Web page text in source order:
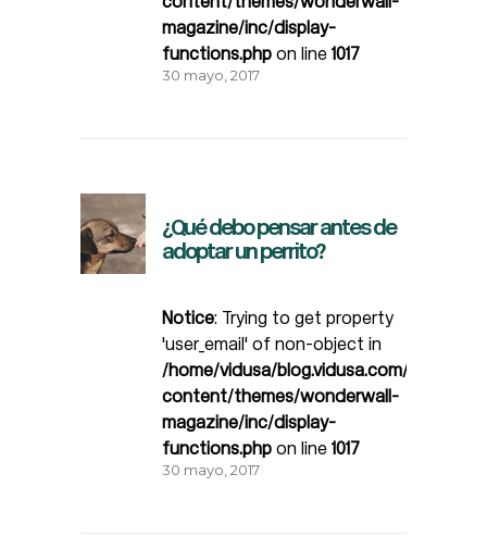
magazine/inc/display-
functions.php on line 1017
30 mayo, 2017
¿Qué debo pensar antes de
adoptar un perrito?
Notice: Trying to get property
'user_email' of non-object in
/home/vidusa/blog.vidusa.com/wp-
content/themes/wonderwall-
magazine/inc/display-
functions.php on line 1017
30 mayo, 2017